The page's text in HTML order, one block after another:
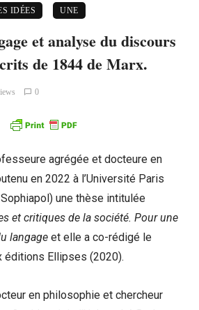
IDÉES UNE
et analyse du discours
de 1844 de Marx.
0
agrégée et docteure en
en 2022 à l’Université Paris
une thèse intitulée
et critiques de la société. Pour une
langage et elle a co-rédigé le
éditions Ellipses (2020).
en philosophie et chercheur